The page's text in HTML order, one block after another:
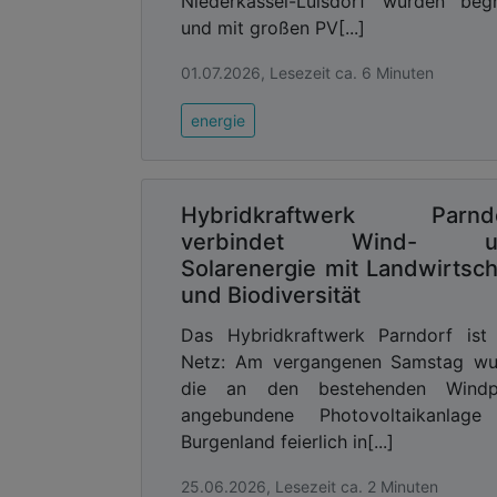
Tiefengeothermie immer wichtiger,
bezahlbar zu halten. Ein weiterer
2067 ist die Wärme aus
günstiger ab als eine Wärmepumpe.
Neue
Bedingungen für eine erfolgreiche
zu 25 Prozent des gesamten
für Deutschland“ aus der Tiefe
verbesserten sich die gesetzlichen
vergangenen Jahren deutlich. So
Deutschland in den kommenden
Geothermie-
Geothermie-Betreiber über ein
Fündigkeitsversicherung die Risiken
dazu die Explorationsinitiative
und mit großen PV[...]
01.07.2026, Lesezeit ca. 6 Minuten
energie
Hybridkraftwerk
verbindet Wind-
Solarenergie mit
und Biodiversität
Das Hybridkraftwerk Parndorf ist
Netz: Am vergangenen Samstag
die an den bestehenden
angebundene
Burgenland feierlich in[...]
25.06.2026, Lesezeit ca. 2 Minuten